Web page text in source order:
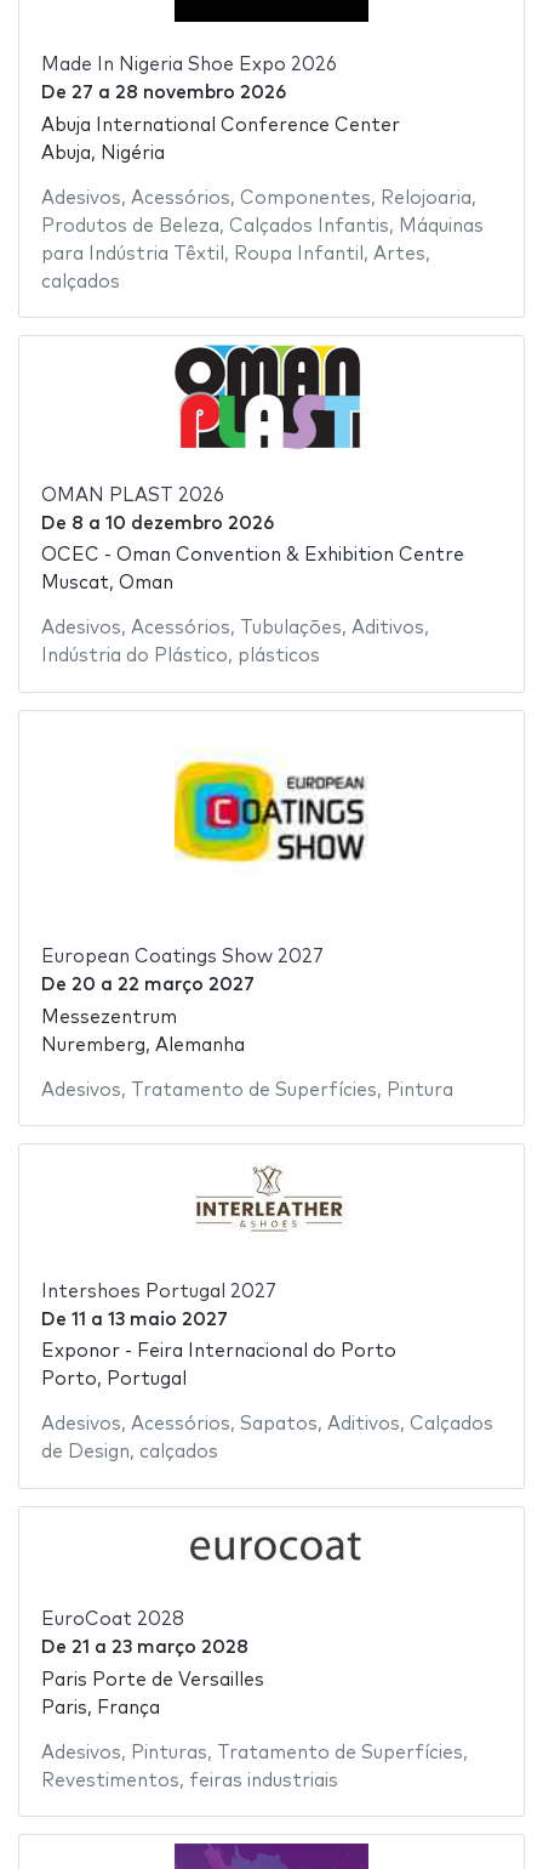
Made In Nigeria Shoe Expo 2026
De 27 a 28 novembro 2026
Abuja International Conference Center
Abuja, Nigéria
Adesivos, Acessórios, Componentes, Relojoaria,
Produtos de Beleza, Calçados Infantis, Máquinas
para Indústria Têxtil , Roupa Infantil , Artes,
calçados
OMAN PLAST 2026
De 8 a 10 dezembro 2026
OCEC - Oman Convention & Exhibition Centre
Muscat, Oman
Adesivos, Acessórios, Tubulações, Aditivos,
Indústria do Plástico, plásticos
European Coatings Show 2027
De 20 a 22 março 2027
Messezentrum
Nuremberg, Alemanha
Adesivos, Tratamento de Superfícies, Pintura
Intershoes Portugal 2027
De 11 a 13 maio 2027
Exponor - Feira Internacional do Porto
Porto, Portugal
Adesivos, Acessórios, Sapatos, Aditivos, Calçados
de Design, calçados
EuroCoat 2028
De 21 a 23 março 2028
Paris Porte de Versailles
Paris, França
Adesivos, Pinturas, Tratamento de Superfícies,
Revestimentos, feiras industriais